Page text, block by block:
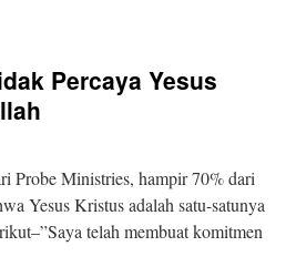
Percaya Yesus
Probe Ministries, hampir 70% dari
Yesus Kristus adalah satu-satunya
telah membuat komitmen